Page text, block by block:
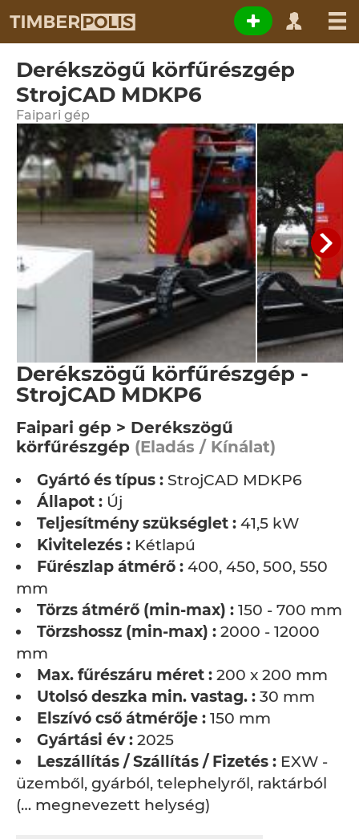
Derékszögű körfűrészgép
StrojCAD MDKP6
Faipari gép
Derékszögű körfűrészgép -
StrojCAD MDKP6
Faipari gép > Derékszögű
körfűrészgép (Eladás / Kínálat)
Gyártó és típus : StrojCAD MDKP6
Állapot : Új
Teljesítmény szükséglet : 41,5 kW
Kivitelezés : Kétlapú
Fűrészlap átmérő : 400, 450, 500, 550
mm
Törzs átmérő (min-max) : 150 - 700 mm
Törzshossz (min-max) : 2000 - 12000
mm
Max. fűrészáru méret : 200 x 200 mm
Utolsó deszka min. vastag. : 30 mm
Elszívó cső átmérője : 150 mm
Gyártási év : 2025
Leszállítás / Szállítás / Fizetés : EXW -
üzemből, gyárból, telephelyről, raktárból
(… megnevezett helység)